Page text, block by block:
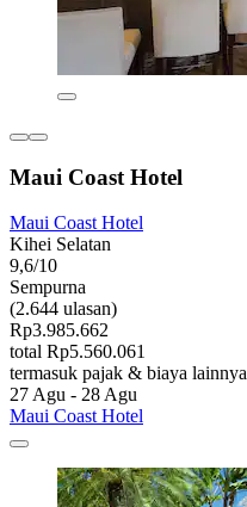
Maui Coast Hotel
Maui Coast Hotel
Kihei Selatan
9,6/10
Sempurna
(2.644 ulasan)
Rp3.985.662
total Rp5.560.061
termasuk pajak & biaya lainnya
27 Agu - 28 Agu
Maui Coast Hotel